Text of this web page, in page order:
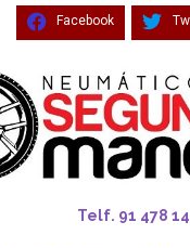
Facebook
91 478 14 19